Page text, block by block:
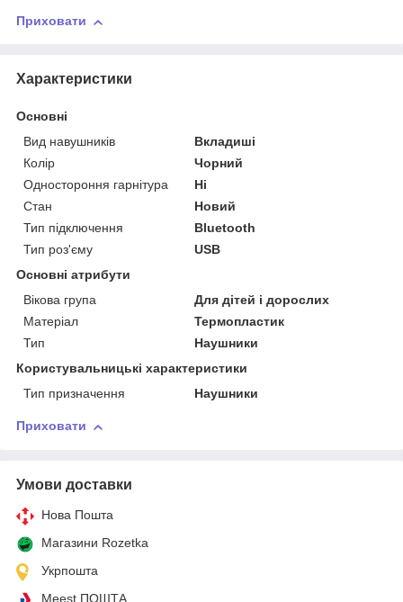
Приховати
Характеристики
Основні
Вид навушників
Вкладиші
Колір
Чорний
Одностороння гарнітура
Ні
Стан
Новий
Тип підключення
Bluetooth
Тип роз'єму
USB
Основні атрибути
Вікова група
Для дітей і дорослих
Матеріал
Термопластик
Тип
Наушники
Користувальницькі характеристики
Тип призначення
Наушники
Приховати
Умови доставки
Нова Пошта
Магазини Rozetka
Укрпошта
Meest ПОШТА